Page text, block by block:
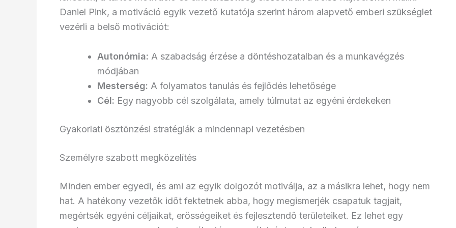
Daniel Pink, a motiváció egyik vezető kutatója szerint három alapvető emberi szükséglet
vezérli a belső motivációt:
Autonómia: A szabadság érzése a döntéshozatalban és a munkavégzés
módjában
Mesterség: A folyamatos tanulás és fejlődés lehetősége
Cél: Egy nagyobb cél szolgálata, amely túlmutat az egyéni érdekeken
Gyakorlati ösztönzési stratégiák a mindennapi vezetésben
Személyre szabott megközelítés
Minden ember egyedi, és ami az egyik dolgozót motiválja, az a másikra lehet, hogy nem
hat. A hatékony vezetők időt fektetnek abba, hogy megismerjék csapatuk tagjait,
megértsék egyéni céljaikat, erősségeiket és fejlesztendő területeiket. Ez lehet egy